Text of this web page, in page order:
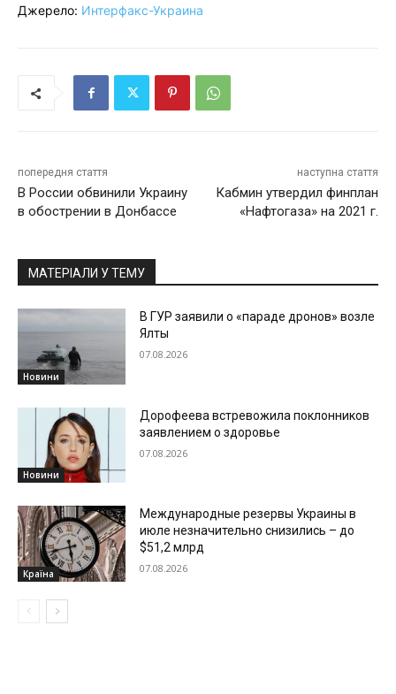
Джерело: Интерфакс-Украина
попередня стаття
В России обвинили Украину
в обострении в Донбассе
наступна стаття
Кабмин утвердил финплан
«Нафтогаза» на 2021 г.
МАТЕРІАЛИ У ТЕМУ
Новини
В ГУР заявили о «параде дронов» возле
Ялты
07.08.2026
Новини
Дорофеева встревожила поклонников
заявлением о здоровье
07.08.2026
Країна
Международные резервы Украины в
июле незначительно снизились – до
$51,2 млрд
07.08.2026